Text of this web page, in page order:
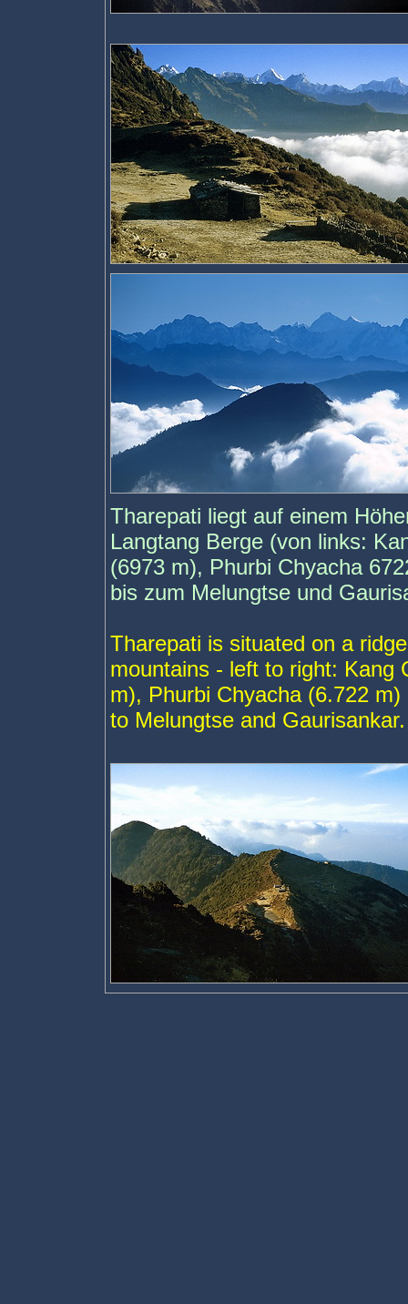
Tharepati liegt auf einem
Langtang Berge (von links:
(6973 m), Phurbi Chyacha
bis zum Melungtse und
Tharepati is situated on a
mountains - left to right: Kang
m), Phurbi Chyacha (6.722
to Melungtse and Gaurisankar.